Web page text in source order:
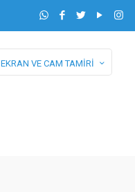
EKRAN VE CAM TAMİRİ